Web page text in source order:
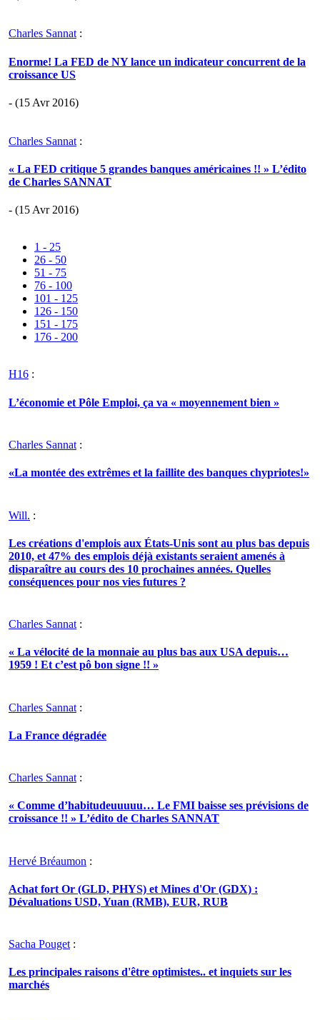
Charles Sannat :
Enorme! La FED de NY lance un indicateur concurrent de la
croissance US
- (15 Avr 2016)
Charles Sannat :
« La FED critique 5 grandes banques américaines !! » L’édito
de Charles SANNAT
- (15 Avr 2016)
1 - 25
26 - 50
51 - 75
76 - 100
101 - 125
126 - 150
151 - 175
176 - 200
H16 :
L’économie et Pôle Emploi, ça va « moyennement bien »
Charles Sannat :
«La montée des extrêmes et la faillite des banques chypriotes!»
Will. :
Les créations d'emplois aux États-Unis sont au plus bas depuis
2010, et 47% des emplois déjà existants seraient amenés à
disparaître au cours des 10 prochaines années. Quelles
conséquences pour nos vies futures ?
Charles Sannat :
« La vélocité de la monnaie au plus bas aux USA depuis…
1959 ! Et c’est pô bon signe !! »
Charles Sannat :
La France dégradée
Charles Sannat :
« Comme d’habitudeuuuuu… Le FMI baisse ses prévisions de
croissance !! » L’édito de Charles SANNAT
Hervé Bréaumon :
Achat fort Or (GLD, PHYS) et Mines d'Or (GDX) :
Dévaluations USD, Yuan (RMB), EUR, RUB
Sacha Pouget :
Les principales raisons d'être optimistes.. et inquiets sur les
marchés